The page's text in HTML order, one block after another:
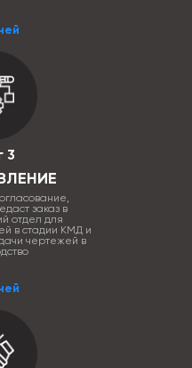
3
заказ в
отдел для
в стадии КМД и
чертежей в